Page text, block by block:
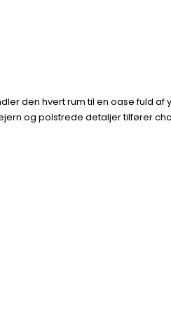
den hvert rum til en oase fuld af
og polstrede detaljer tilfører